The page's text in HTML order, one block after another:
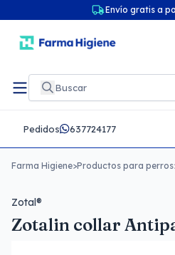
Envío gratis a
Pedidos 637724177
Farma Higiene>Productos para perros
Zotal®
Zotalin collar